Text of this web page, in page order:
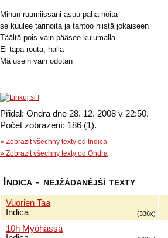
Minun ruumiissani asuu paha noita
se kuulee tarinoita ja tahtoo niistä jokaiseen
Täältä pois vain pääsee kulumalla
Ei tapa routa, halla
Mä usein vain odotan
Přidal: Ondra dne 28. 12. 2008 v 22:50.
Počet zobrazení: 186 (1).
» Zobrazit všechny texty od Indica
» Zobrazit všechny texty od Ondra
Indica - nejžádanější texty
Vuorien Taa
Indica
(336x)
10h Myöhässä